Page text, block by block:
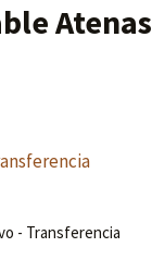
Atenas
- Transferencia